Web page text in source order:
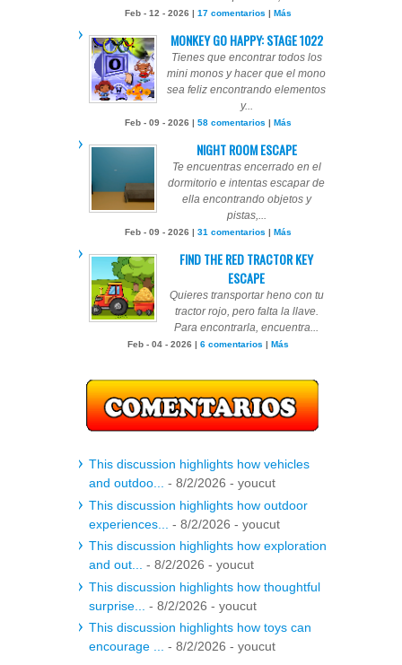
Feb - 12 - 2026 | 17 comentarios | Más
MONKEY GO HAPPY: STAGE 1022
Tienes que encontrar todos los
mini monos y hacer que el mono
sea feliz encontrando elementos
y...
Feb - 09 - 2026 | 58 comentarios | Más
NIGHT ROOM ESCAPE
Te encuentras encerrado en el
dormitorio e intentas escapar de
ella encontrando objetos y
pistas,...
Feb - 09 - 2026 | 31 comentarios | Más
FIND THE RED TRACTOR KEY
ESCAPE
Quieres transportar heno con tu
tractor rojo, pero falta la llave.
Para encontrarla, encuentra...
Feb - 04 - 2026 | 6 comentarios | Más
This discussion highlights how vehicles
and outdoo...
- 8/2/2026 - youcut
This discussion highlights how outdoor
experiences...
- 8/2/2026 - youcut
This discussion highlights how exploration
and out...
- 8/2/2026 - youcut
This discussion highlights how thoughtful
surprise...
- 8/2/2026 - youcut
This discussion highlights how toys can
encourage ...
- 8/2/2026 - youcut